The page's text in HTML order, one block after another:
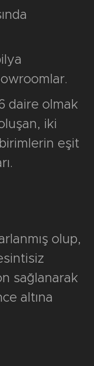
daire olmak
iki
eşit
olup,
sağlanarak
altına